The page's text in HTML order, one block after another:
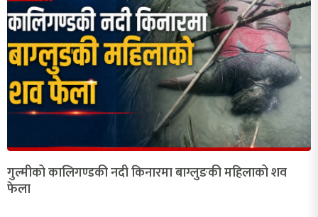
गुल्मीको कालिगण्डकी नदी किनारमा बाग्लुङकी महिलाको शव
फेला